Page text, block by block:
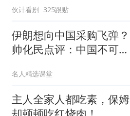
伙计看剧 325跟贴
伊朗想向中国采购飞弹？
帅化民点评：中国不可能
名人精选课堂
主人全家人都吃素，保姆
却顿顿吃红烧肉！